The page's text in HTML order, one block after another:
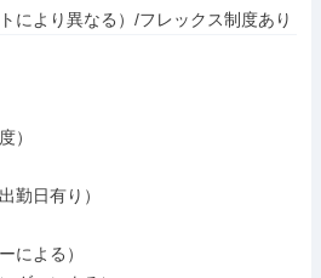
により異なる）/フレックス制度あり
）
勤日有り）
による）